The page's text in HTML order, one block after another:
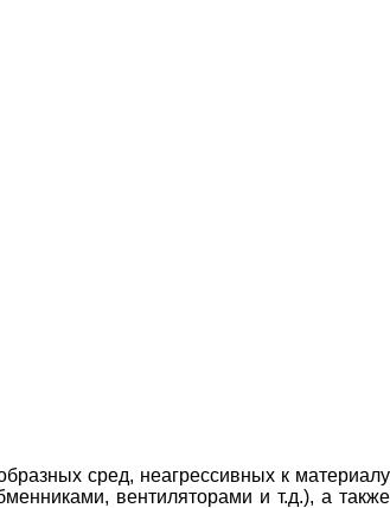
сред, неагрессивных к материалу
вентиляторами и т.д.), а также